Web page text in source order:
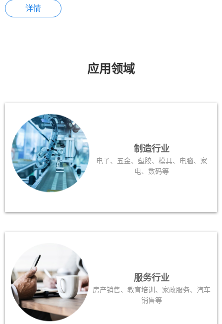
详情
应用领域
制造行业
电子、五金、塑胶、模具、电脑、家
电、数码等
服务行业
房产销售、教育培训、家政服务、汽车
销售等